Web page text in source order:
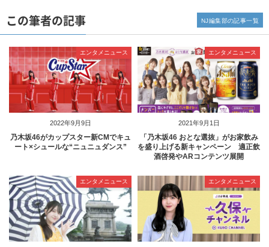
この筆者の記事
2022年9月9日
エンタメニュース
乃木坂46がカップスター新CMでキュ
ート×シュールな“ニュニュダンス”
2021年9月1日
エンタメニュース
「乃木坂46 おとな選抜」がお家飲み
を盛り上げる新キャンペーン 適正飲
酒啓発やARコンテンツ展開
エンタメニュース エンタメニュース
NJ編集部の記事一覧